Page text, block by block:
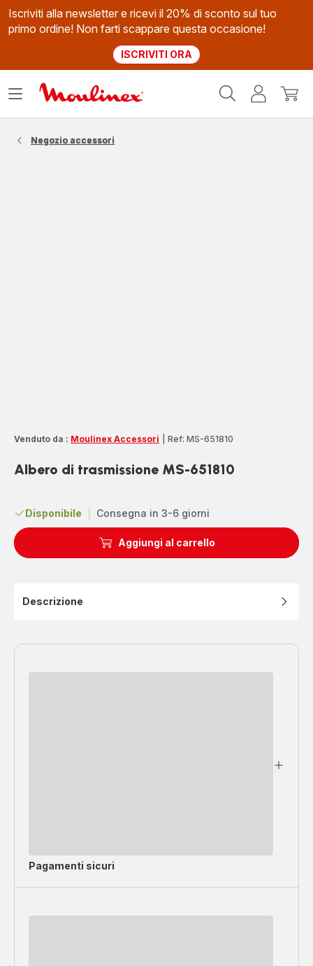
Iscriviti alla newsletter e ricevi il 20% di sconto sul tuo
primo ordine! Non farti scappare questa occasione!
ISCRIVITI ORA
Il
Apri
Negozio accessori
Venduto da : Moulinex Accessori Ref: MS-651810
Albero di trasmissione MS-651810
Disponibile Consegna in 3-6 giorni
Aggiungi al carrello
Descrizione
Pagamenti sicuri